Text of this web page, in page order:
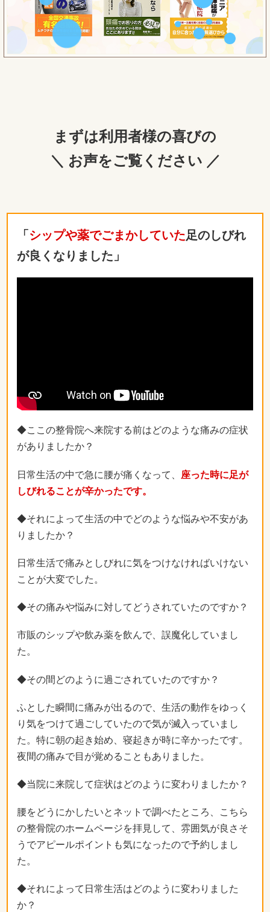
まずは利用者様の喜びの
＼ お声をご覧ください ／
「シップや薬でごまかしていた足のしびれ
が良くなりました」
◆ここの整骨院へ来院する前はどのような痛みの症状
がありましたか？
日常生活の中で急に腰が痛くなって、 座った時に足が
しびれることが辛かったです。
◆それによって生活の中でどのような悩みや不安があ
りましたか？
日常生活で痛みとしびれに気をつけなければいけない
ことが大変でした。
◆その痛みや悩みに対してどうされていたのですか？
市販のシップや飲み薬を飲んで、誤魔化していまし
た。
◆その間どのように過ごされていたのですか？
ふとした瞬間に痛みが出るので、生活の動作をゆっく
り気をつけて過ごしていたので気が滅入っていまし
た。特に朝の起き始め、寝起きが時に辛かったです。
夜間の痛みで目が覚めることもありました。
◆当院に来院して症状はどのように変わりましたか？
腰をどうにかしたいとネットで調べたところ、こちら
の整骨院のホームページを拝見して、雰囲気が良さそ
うでアピールポイントも気になったので予約しまし
た。
◆それによって日常生活はどのように変わりました
か？